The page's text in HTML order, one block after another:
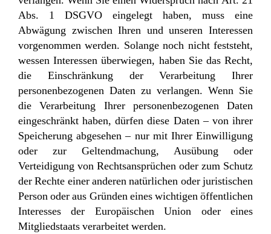
Abs. 1 DSGVO eingelegt haben, muss eine
Abwägung zwischen Ihren und unseren Interessen
vorgenommen werden. Solange noch nicht feststeht,
wessen Interessen überwiegen, haben Sie das Recht,
die Einschränkung der Verarbeitung Ihrer
personenbezogenen Daten zu verlangen. Wenn Sie
die Verarbeitung Ihrer personenbezogenen Daten
eingeschränkt haben, dürfen diese Daten – von ihrer
Speicherung abgesehen – nur mit Ihrer Einwilligung
oder zur Geltendmachung, Ausübung oder
Verteidigung von Rechtsansprüchen oder zum Schutz
der Rechte einer anderen natürlichen oder juristischen
Person oder aus Gründen eines wichtigen öffentlichen
Interesses der Europäischen Union oder eines
Mitgliedstaats verarbeitet werden.